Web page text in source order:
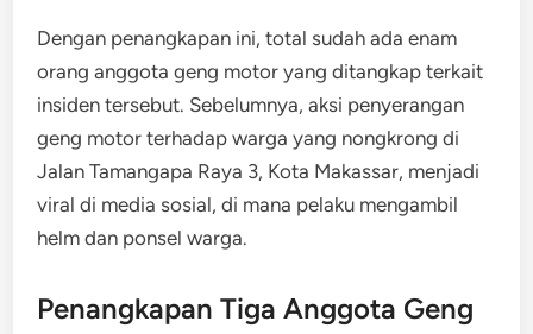
Dengan penangkapan ini, total sudah ada enam
orang anggota geng motor yang ditangkap terkait
insiden tersebut. Sebelumnya, aksi penyerangan
geng motor terhadap warga yang nongkrong di
Jalan Tamangapa Raya 3, Kota Makassar, menjadi
viral di media sosial, di mana pelaku mengambil
helm dan ponsel warga.
Penangkapan Tiga Anggota Geng